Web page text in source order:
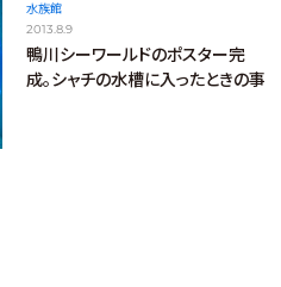
水族館
2013.8.9
鴨川シーワールドのポスター完
成。シャチの水槽に入ったときの事